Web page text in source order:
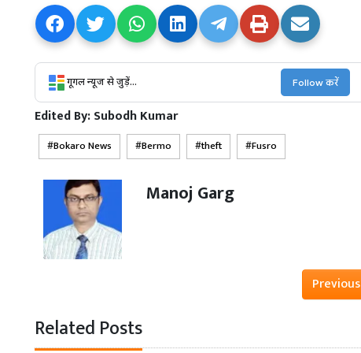
गूगल न्यूज से जुड़ें... Follow करें
Edited By:Subodh Kumar
Bokaro News Bermo theft Fusro
Manoj Garg
Previous
Related Posts